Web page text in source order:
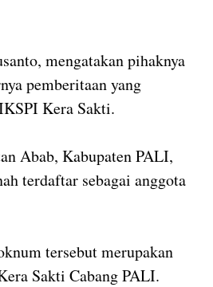
mengatakan pihaknya
pemberitaan yang
Kera Sakti.
Abab, Kabupaten PALI,
terdaftar sebagai anggota
tersebut merupakan
Sakti Cabang PALI.